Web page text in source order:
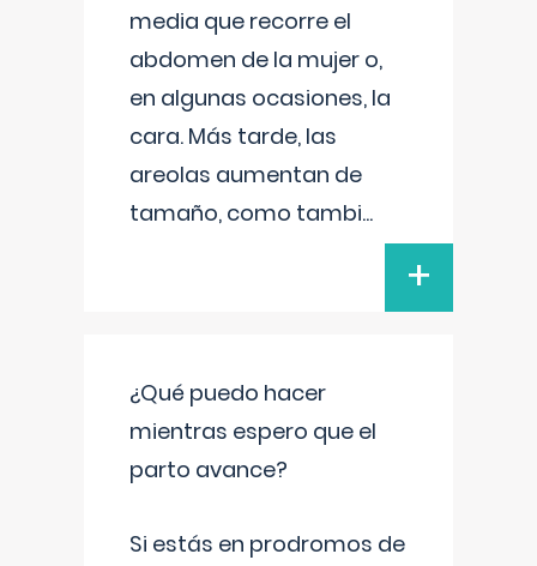
media que recorre el
abdomen de la mujer o,
en algunas ocasiones, la
cara. Más tarde, las
areolas aumentan de
tamaño, como tambi...
+
¿Qué puedo hacer
mientras espero que el
parto avance?
Si estás en prodromos de